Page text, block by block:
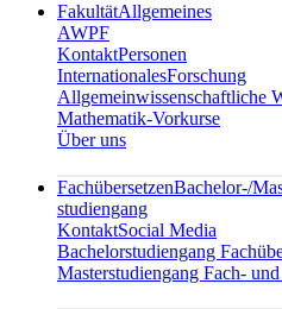
FakultätAllgemeines
AWPF
KontaktPersonen
InternationalesForschung
Allgemeinwissenschaftliche
Mathematik-Vorkurse
Über uns
FachübersetzenBachelor-/
studiengang
KontaktSocial Media
Bachelorstudiengang
Masterstudiengang Fach-